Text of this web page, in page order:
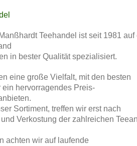
Manßhardt Teehandel ist seit 1981 auf
in bester Qualität spezialisiert.
eine große Vielfalt, mit den besten
ein hervorragendes Preis-
Sortiment, treffen wir erst nach
Verkostung der zahlreichen
achten wir auf laufende